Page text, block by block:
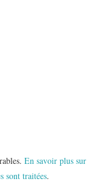
En savoir plus sur
sont traitées.